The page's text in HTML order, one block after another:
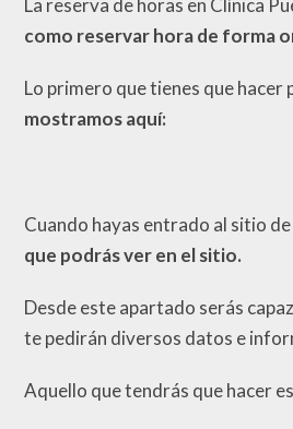
La reserva de horas en Clínica
como reservar hora de forma
Lo primero que tienes que
mostramos aquí:
Cuando hayas entrado al sitio
que podrás ver en el sitio.
Desde este apartado serás
te pedirán diversos datos e
Aquello que tendrás que hacer es